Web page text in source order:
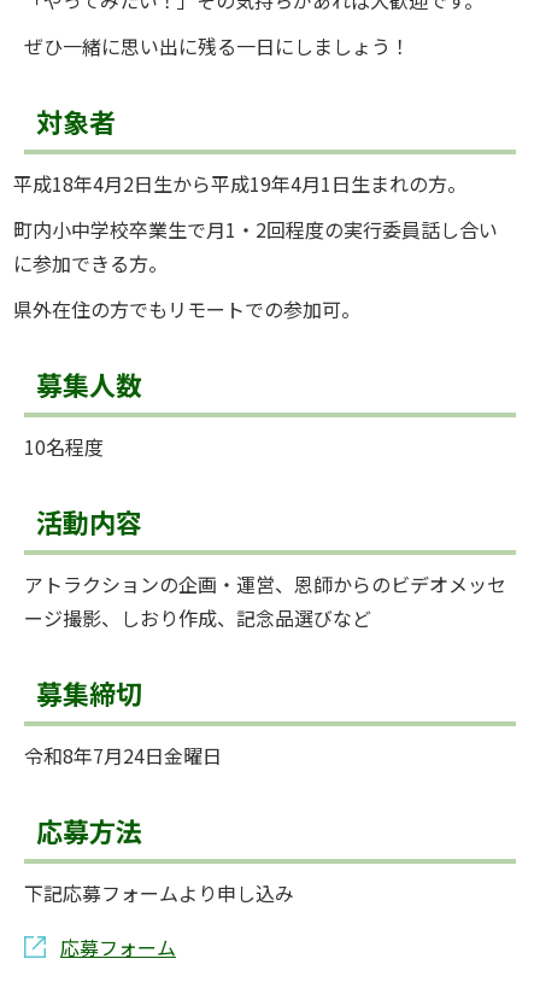
ぜひ一緒に思い出に残る一日にしましょう！
対象者
平成18年4月2日生から平成19年4月1日生まれの方。
町内小中学校卒業生で月1・2回程度の実行委員話し合い
に参加できる方。
県外在住の方でもリモートでの参加可。
募集人数
10名程度
活動内容
アトラクションの企画・運営、恩師からのビデオメッセ
ージ撮影、しおり作成、記念品選びなど
募集締切
令和8年7月24日金曜日
応募方法
下記応募フォームより申し込み
応募フォーム